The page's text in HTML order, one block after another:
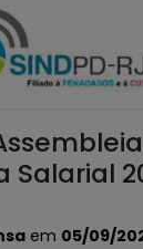
Salarial
em 05/09/